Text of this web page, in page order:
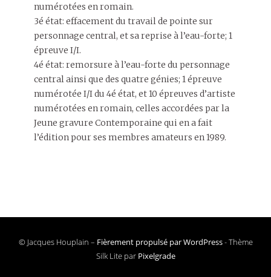
numérotées en romain.
3é état: effacement du travail de pointe sur
personnage central, et sa reprise à l’eau-forte; 1
épreuve I/I.
4é état: remorsure à l’eau-forte du personnage
central ainsi que des quatre génies; 1 épreuve
numérotée I/I du 4é état, et 10 épreuves d’artiste
numérotées en romain, celles accordées par la
Jeune gravure Contemporaine qui en a fait
l’édition pour ses membres amateurs en 1989.
© Jacques Houplain – Fièrement propulsé par WordPress-Thème
Silk Lite par Pixelgrade